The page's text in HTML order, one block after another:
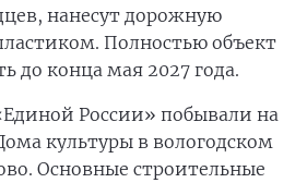
нанесут дорожную
Полностью объект
до конца мая 2027 года.
России» побывали на
культуры в вологодском
Основные строительные